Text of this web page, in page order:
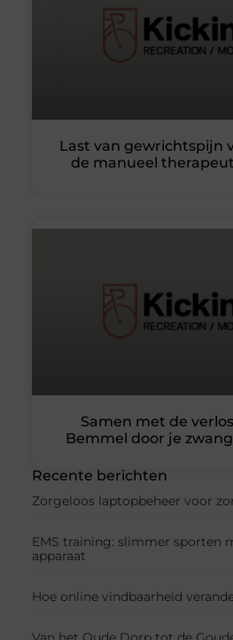
Recente berichten
Zorgeloos laptopbeheer voor
EMS training: slimmer sporten
apparaat
Hoe online vindbaarheid
Last van gewrichtspijn
de manueel
Samen met de
Bemmel door je